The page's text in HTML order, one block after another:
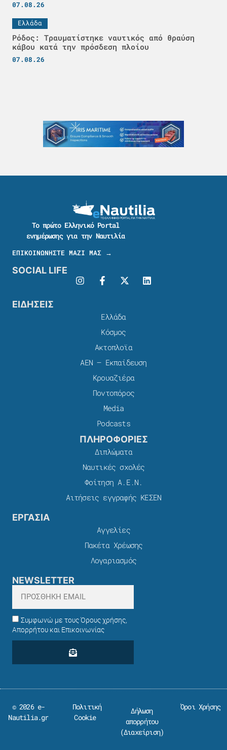
07.08.26
Ελλάδα
Ρόδος: Τραυματίστηκε ναυτικός από θραύση
κάβου κατά την πρόσδεση πλοίου
07.08.26
Το πρώτο Ελληνικό Portal
ενημέρωσης για την Ναυτιλία
ΕΠΙΚΟΙΝΩΝΗΣΤΕ ΜΑΖΙ ΜΑΣ →
SOCIAL LIFE
ΕΙΔΗΣΕΙΣ
Ελλάδα
Κόσμος
Ακτοπλοϊα
ΑΕΝ – Εκπαίδευση
Κρουαζιέρα
Ποντοπόρος
Media
Podcasts
ΠΛΗΡΟΦΟΡΙΕΣ
Διπλώματα
Ναυτικές σχολές
Φοίτηση Α.Ε.Ν.
Αιτήσεις εγγραφής ΚΕΣΕΝ
ΕΡΓΑΣΙΑ
Αγγελίες
Πακέτα Χρέωσης​
Λογαριασμός
NEWSLETTER
Συμφωνώ με τους Όρους χρήσης,
Απορρήτου και Επικοινωνίας
© 2026 e-
Nautilia.gr
Πολιτική
Cookie
Δήλωση
απορρήτου
(Διαχείριση)
Όροι Χρήσης